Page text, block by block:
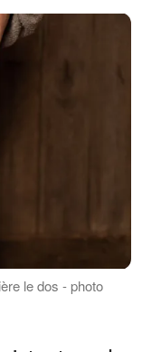
le dos - photo